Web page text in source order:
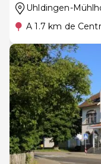
Uhldingen-
A 1.7 km de